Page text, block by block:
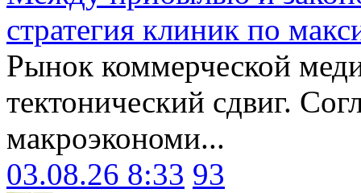
стратегия клиник по
Рынок коммерческой
тектонический сдвиг.
макроэкономи...
03.08.26 8:33 93